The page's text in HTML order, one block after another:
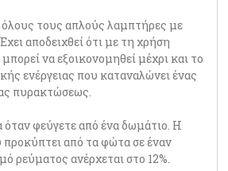
τους απλούς λαμπτήρες με
αποδειχθεί ότι με τη χρήση
να εξοικονομηθεί μέχρι και το
ενέργειας που καταναλώνει ένας
πυρακτώσεως.
φεύγετε από ένα δωμάτιο. Η
από τα φώτα σε έναν
ρεύματος ανέρχεται στο 12%.